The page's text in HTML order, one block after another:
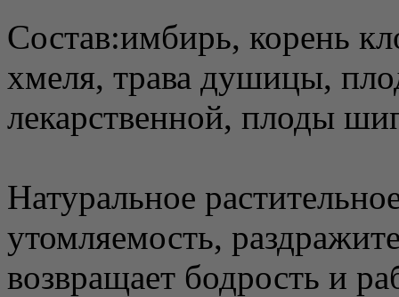
Состав:имбирь, корень
хмеля, трава душицы,
лекарственной, плоды
Натуральное
утомляемость,
возвращает бодрость и